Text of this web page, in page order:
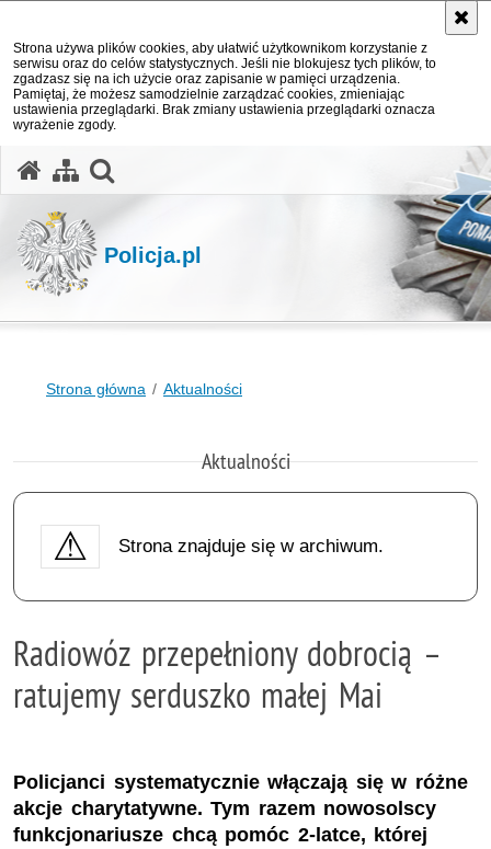
Strona używa plików cookies, aby ułatwić użytkownikom korzystanie z
serwisu oraz do celów statystycznych. Jeśli nie blokujesz tych plików, to
zgadzasz się na ich użycie oraz zapisanie w pamięci urządzenia.
Pamiętaj, że możesz samodzielnie zarządzać cookies, zmieniając
ustawienia przeglądarki. Brak zmiany ustawienia przeglądarki oznacza
wyrażenie zgody.
Policja.pl
Strona główna Aktualności
Aktualności
Strona znajduje się w archiwum.
Radiowóz przepełniony dobrocią –
ratujemy serduszko małej Mai
Policjanci systematycznie włączają się w różne
akcje charytatywne. Tym razem nowosolscy
funkcjonariusze chcą pomóc 2-latce, której